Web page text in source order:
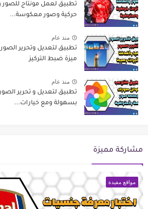
تطبيق لعمل مونتاج للصور
حركية وصور معكوسة...
منذ عام
تطبيق لتعديل وتحرير
ميزة ضبط التركيز
منذ عام
تطبيق لتعديل و تحرير الصور
بسهولة ومع خيارات...
مشاركة مميزة
مواقع مفيدة